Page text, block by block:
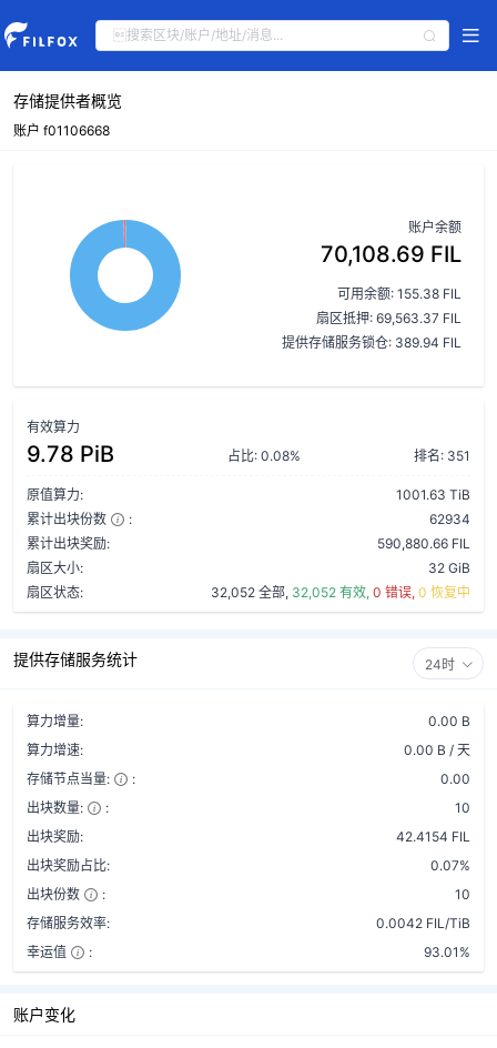
存储提供者概览
账户 f01106668
账户余额
70,108.69 FIL
可用余额: 155.38 FIL
扇区抵押: 69,563.37 FIL
提供存储服务锁仓: 389.94 FIL
有效算力
9.78 PiB 占比: 0.08% 排名: 351
原值算力:
1001.63 TiB
累计出块份数
:
62934
累计出块奖励:
590,880.66 FIL
扇区大小:
32 GiB
扇区状态:
32,052 全部, 32,052 有效, 0 错误, 0 恢复中
提供存储服务统计 24时
算力增量:
0.00 B
算力增速:
0.00 B / 天
存储节点当量:
:
0.00
出块数量:
:
10
出块奖励:
42.4154 FIL
出块奖励占比:
0.07%
出块份数
:
10
存储服务效率:
0.0042 FIL/TiB
幸运值
: 93.01%
账户变化